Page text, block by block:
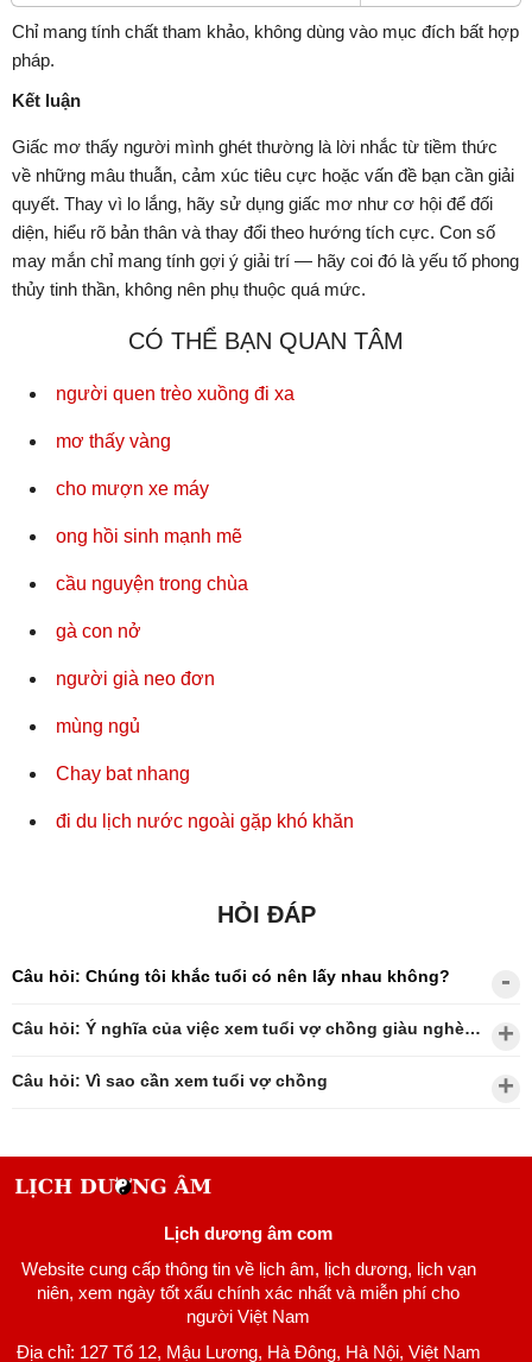
Chỉ mang tính chất tham khảo, không dùng vào mục đích bất hợp
pháp.
Kết luận
Giấc mơ thấy người mình ghét thường là lời nhắc từ tiềm thức
về những mâu thuẫn, cảm xúc tiêu cực hoặc vấn đề bạn cần giải
quyết. Thay vì lo lắng, hãy sử dụng giấc mơ như cơ hội để đối
diện, hiểu rõ bản thân và thay đổi theo hướng tích cực. Con số
may mắn chỉ mang tính gợi ý giải trí — hãy coi đó là yếu tố phong
thủy tinh thần, không nên phụ thuộc quá mức.
CÓ THỂ BẠN QUAN TÂM
người quen trèo xuồng đi xa
mơ thấy vàng
cho mượn xe máy
ong hồi sinh mạnh mẽ
cầu nguyện trong chùa
gà con nở
người già neo đơn
mùng ngủ
Chay bat nhang
đi du lịch nước ngoài gặp khó khăn
HỎI ĐÁP
Câu hỏi: Chúng tôi khắc tuổi có nên lấy nhau không?
Câu hỏi: Ý nghĩa của việc xem tuổi vợ chồng giàu nghèo?
Câu hỏi: Vì sao cần xem tuổi vợ chồng
Lịch dương âm com
Website cung cấp thông tin về lịch âm, lịch dương, lịch vạn
niên, xem ngày tốt xấu chính xác nhất và miễn phí cho
người Việt Nam
Địa chỉ: 127 Tổ 12, Mậu Lương, Hà Đông, Hà Nội, Việt Nam